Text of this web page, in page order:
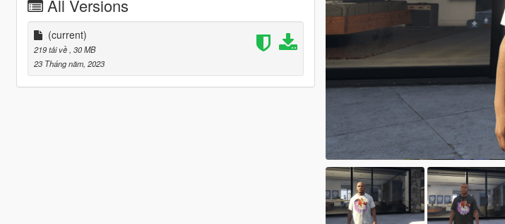
All Versions
(current)
219 tải về , 30 MB
23 Tháng năm, 2023